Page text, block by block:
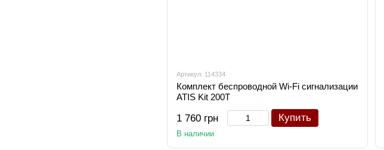
Артикул: 114334
Комплект беспроводной Wi-Fi сигнализации
ATIS Kit 200T
1 760 грн Купить
В наличии